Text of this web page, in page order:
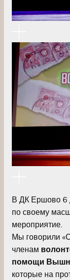
В ДК Ершово 6
по своему
мероприятие.
Мы говорили
членам
помощи
которые на